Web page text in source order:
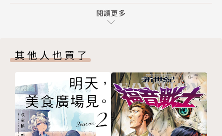
PART.10 借銭王V.S.借銭女王
閱讀更多
其他人也買了